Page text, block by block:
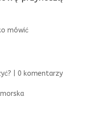
0 komentarzy